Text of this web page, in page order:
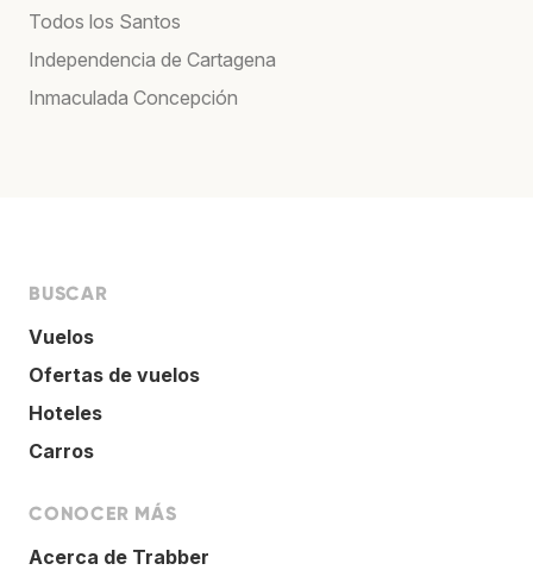
Todos los Santos
Independencia de Cartagena
Inmaculada Concepción
BUSCAR
Vuelos
Ofertas de vuelos
Hoteles
Carros
CONOCER MÁS
Acerca de Trabber